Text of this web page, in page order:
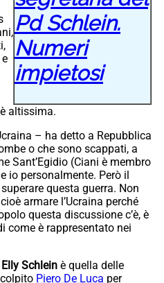
Pd Schlein.
Numeri
impietosi
altissima.
– ha detto a Repubblica
o che sono scappati, a
Sant’Egidio (Ciani è membro
io personalmente. Però il
questa guerra. Non
armare l’Ucraina perché
questa discussione c’è, è
come è rappresentato nei
Elly Schlein è quella delle
Piero De Luca per